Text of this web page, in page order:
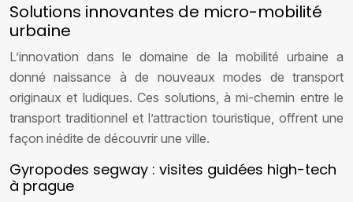
Solutions innovantes de micro-mobilité
urbaine
L’innovation dans le domaine de la mobilité urbaine a
donné naissance à de nouveaux modes de transport
originaux et ludiques. Ces solutions, à mi-chemin entre le
transport traditionnel et l’attraction touristique, offrent une
façon inédite de découvrir une ville.
Gyropodes segway : visites guidées high-tech
à prague